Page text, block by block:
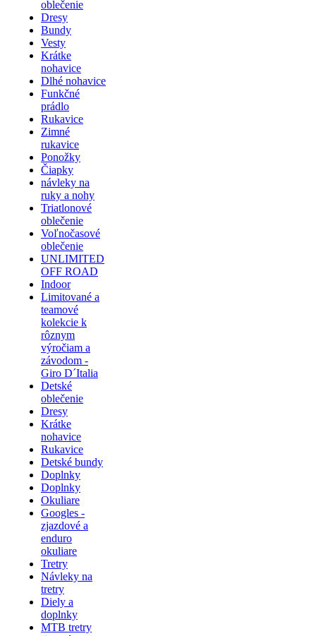
oblečenie
Dresy
Bundy
Vesty
Krátke
nohavice
Dlhé nohavice
Funkčné
prádlo
Rukavice
Zimné
rukavice
Ponožky
Čiapky
návleky na
ruky a nohy
Triatlonové
oblečenie
Voľnočasové
oblečenie
UNLIMITED
OFF ROAD
Indoor
Limitované a
teamové
kolekcie k
rôznym
výročiam a
závodom -
Giro D´Italia
Detské
oblečenie
Dresy
Krátke
nohavice
Rukavice
Detské bundy
Doplnky
Doplnky
Okuliare
Googles -
zjazdové a
enduro
okuliare
Tretry
Návleky na
tretry
Diely a
doplnky
MTB tretry